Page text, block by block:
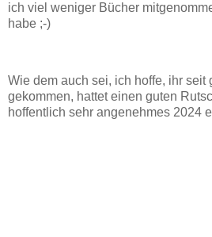
ich viel weniger Bücher
habe ;-)
Wie dem auch sei, ich hoffe, ihr seit
gekommen, hattet einen guten
hoffentlich sehr angenehmes 2024